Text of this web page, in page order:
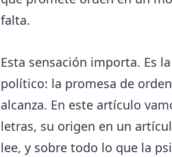
falta.
Esta sensación importa. Es
político: la promesa de
alcanza. En este artículo
letras, su origen en un
lee, y sobre todo lo que la